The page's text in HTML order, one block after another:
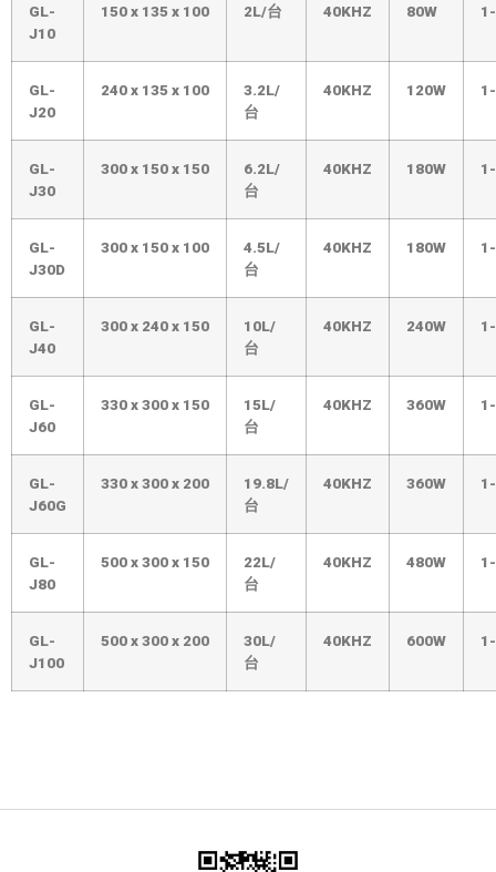
GL-
J10
150x 135 x 100 2L/台 40KHZ 80W
GL-
J20
240x 135 x 100
3.2L/
台
40KHZ 120W
GL-
J30
300x 150x 150
6.2L/
台
40KHZ 180W
GL-
J30D
300x 150x 100
4.5L/
台
40KHZ 180W
GL-
J40
300x 240x 150
10L/
台
40KHZ 240W
GL-
J60
330x300x 150
15L/
台
40KHZ 360W
GL-
J60G
330x300x 200
19.8L/
台
40KHZ 360W
GL-
J80
500x300x 150
22L/
台
40KHZ 480W
GL-
J100
500x300x 200
30L/
台
40KHZ 600W